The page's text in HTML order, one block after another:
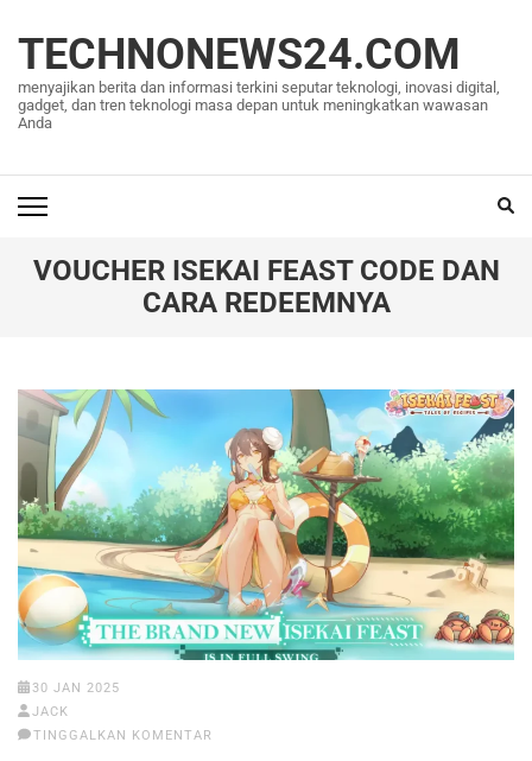
konten
(Tekan
Enter)
TECHNONEWS24.COM
menyajikan berita dan informasi terkini seputar teknologi, inovasi digital,
gadget, dan tren teknologi masa depan untuk meningkatkan wawasan
Anda
VOUCHER ISEKAI FEAST CODE DAN
CARA REDEEMNYA
30 JAN 2025
JACK
TINGGALKAN KOMENTAR